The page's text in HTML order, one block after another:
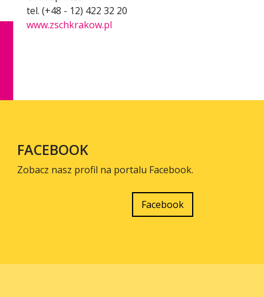
tel. (+48 - 12) 422 32 20
www.zschkrakow.pl
FACEBOOK
Zobacz nasz profil na portalu Facebook.
Facebook